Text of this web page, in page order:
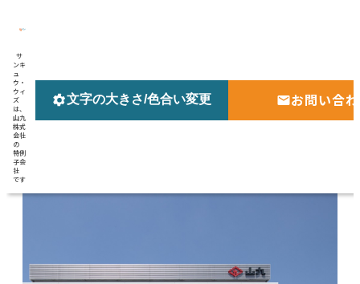
ンキ
ュ
ウ・
ウィ
ズ
は、
山九
株式
会社
の
特例
子会
社
です
文字の大きさ/色合い変更 お問い合